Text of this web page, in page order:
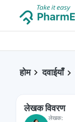
होम दवाईयाँ
लेखक विवरण
लेखक: